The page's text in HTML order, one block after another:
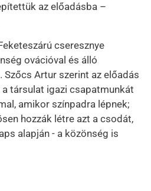
az előadásba –
cseresznye
ovációval és álló
Artur szerint az előadás
társulat igazi csapatmunkát
amikor színpadra lépnek;
hozzák létre azt a csodát,
alapján - a közönség is